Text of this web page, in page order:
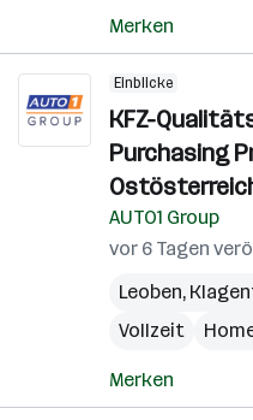
Merken
Einblicke
KFZ-
Purchasing
AUTO1 Group
vor 6 Tagen
Leoben,
Vollzeit
Merken